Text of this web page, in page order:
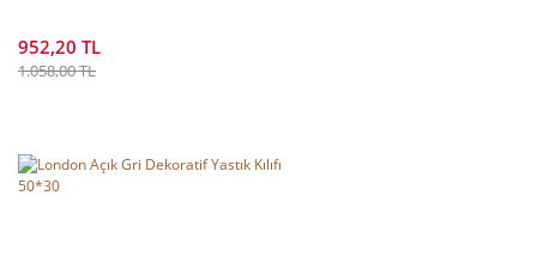
952,20 TL
1.058,00 TL